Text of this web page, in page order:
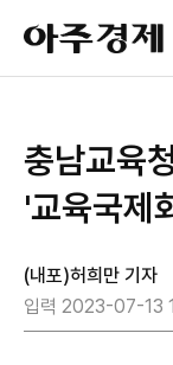
아
주
경
충남교육
'교육국제
(내포)허희만 기자
입력 2023-07-13